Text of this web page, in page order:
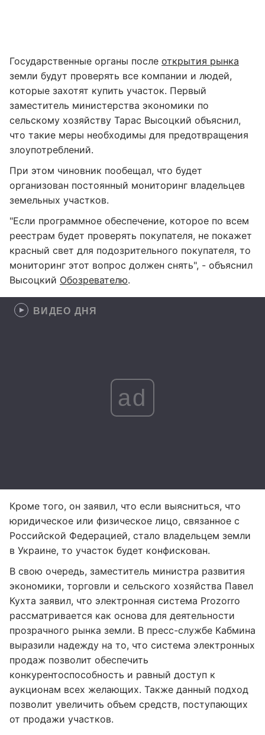
Государственные органы после открытия рынка
земли будут проверять все компании и людей,
которые захотят купить участок. Первый
заместитель министерства экономики по
сельскому хозяйству Тарас Высоцкий объяснил,
что такие меры необходимы для предотвращения
злоупотреблений.
При этом чиновник пообещал, что будет
организован постоянный мониторинг владельцев
земельных участков.
"Если программное обеспечение, которое по всем
реестрам будет проверять покупателя, не покажет
красный свет для подозрительного покупателя, то
мониторинг этот вопрос должен снять", - объяснил
Высоцкий Обозревателю.
ВИДЕО ДНЯ
ad
Кроме того, он заявил, что если выясниться, что
юридическое или физическое лицо, связанное с
Российской Федерацией, стало владельцем земли
в Украине, то участок будет конфискован.
В свою очередь, заместитель министра развития
экономики, торговли и сельского хозяйства Павел
Кухта заявил, что электронная система Prozorro
рассматривается как основа для деятельности
прозрачного рынка земли. В пресс-службе Кабмина
выразили надежду на то, что система электронных
продаж позволит обеспечить
конкурентоспособность и равный доступ к
аукционам всех желающих. Также данный подход
позволит увеличить объем средств, поступающих
от продажи участков.